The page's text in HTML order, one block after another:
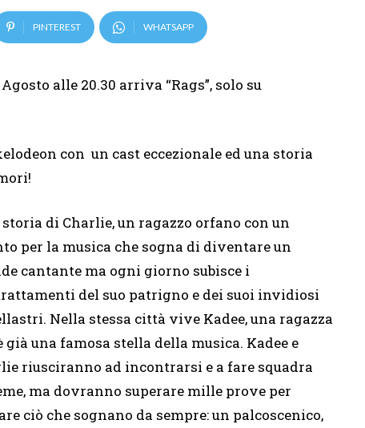
PINTEREST WHATSAPP
alle 20.30 arriva “Rags”, solo su
con un cast eccezionale ed una storia
storia di Charlie, un ragazzo orfano con un
per la musica che sogna di diventare un
cantante ma ogni giorno subisce i
del suo patrigno e dei suoi invidiosi
Nella stessa città vive Kadee, una ragazza
già una famosa stella della musica. Kadee e
riusciranno ad incontrarsi e a fare squadra
ma dovranno superare mille prove per
ciò che sognano da sempre: un palcoscenico,